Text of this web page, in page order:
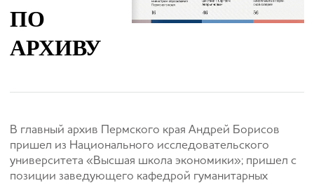
ПО
АРХИВУ
В главный архив Пермского края Андрей Борисов
пришел из Национального исследовательского
университета «Высшая школа экономики»; пришел с
позиции заведующего кафедрой гуманитарных